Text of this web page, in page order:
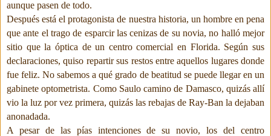
aunque pasen de todo.
Después está el protagonista de nuestra historia, un hombre en pena
que ante el trago de esparcir las cenizas de su novia, no halló mejor
sitio que la óptica de un centro comercial en Florida. Según sus
declaraciones, quiso repartir sus restos entre aquellos lugares donde
fue feliz. No sabemos a qué grado de beatitud se puede llegar en un
gabinete optometrista. Como Saulo camino de Damasco, quizás allí
vio la luz por vez primera, quizás las rebajas de Ray-Ban la dejaban
anonadada.
A pesar de las pías intenciones de su novio, los del centro